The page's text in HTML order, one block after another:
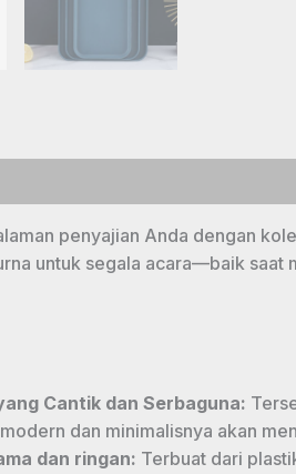
penyajian Anda dengan
untuk segala acara—baik
Cantik dan Serbaguna:
dan minimalisnya akan
dan ringan: Terbuat dari